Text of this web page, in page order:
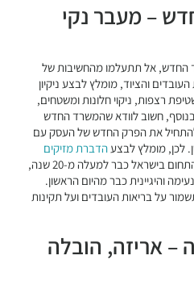
– מעבר נקי
אל תתעלמו מהחשיבות של
והציוד, מומלץ לבצע ניקיון
רצפות, ניקוי חלונות ומשטחים,
בנוסף, חשוב לוודא שהמשרד החדש
את הפרק החדש של העסק עם
לכן, מומלץ לבצעהדברת מזיקים
, שמובילה את התחום בישראל כבר למעלה מ-20 שנה,
והיגיינית כבר מהיום הראשון.
על בריאות העובדים ועל תקינות
– אריזה, הובלה